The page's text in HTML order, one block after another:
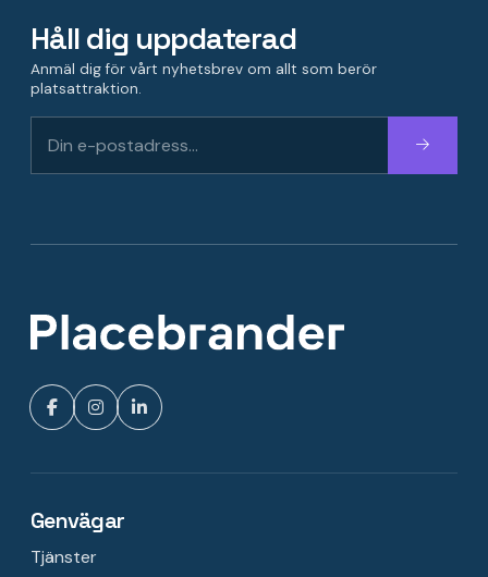
Håll dig uppdaterad
Anmäl dig för vårt nyhetsbrev om allt som berör
platsattraktion.
Fortsätt
Genvägar
Tjänster